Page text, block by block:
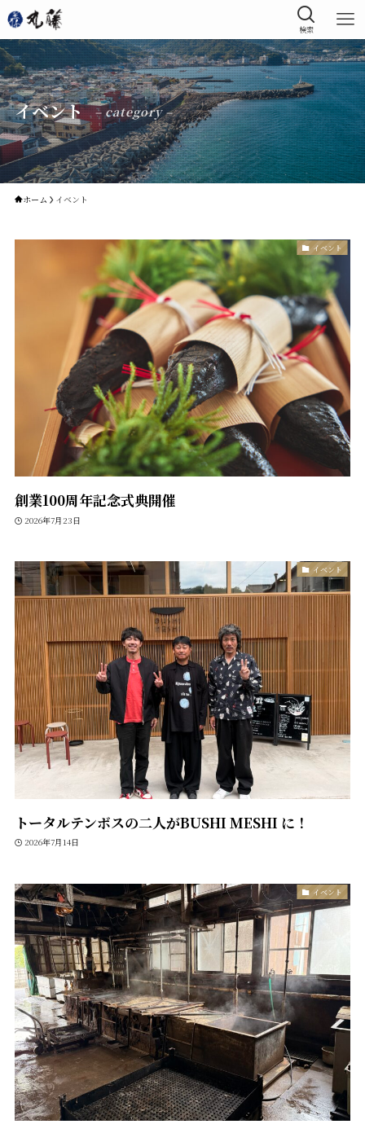
検索
イベント – category –
ホーム イベント
イベント
創業100周年記念式典開催
2026年7月23日
イベント
トータルテンボスの二人がBUSHI MESHI に！
2026年7月14日
イベント